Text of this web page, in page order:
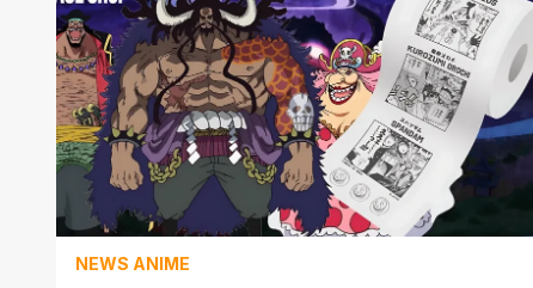
NEWS ANIME